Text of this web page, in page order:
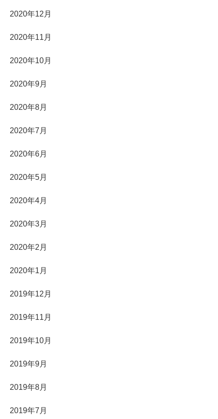
2020年12月
2020年11月
2020年10月
2020年9月
2020年8月
2020年7月
2020年6月
2020年5月
2020年4月
2020年3月
2020年2月
2020年1月
2019年12月
2019年11月
2019年10月
2019年9月
2019年8月
2019年7月